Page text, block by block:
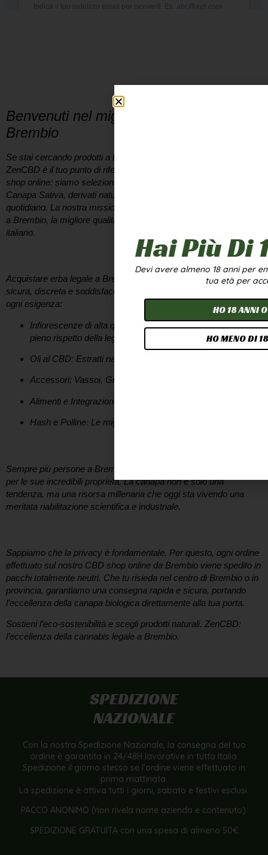
Benvenuti nel miglior Cannabis Shop a
Brembio
Se stai cercando prodotti a base di
ZenCBD è il tuo punto di riferimento. Non siamo solo un semplice
shop online: siamo selezionatori appassionati di infiorescenze di
Canapa Sativa, derivati naturali e soluzioni per il benessere
quotidiano. La nostra missione è portare direttamente a casa tua,
a Brembio, la migliore qualità biologica presente sul mercato
italiano.
Perché scegliere il nostro CBD Shop a Brembio?
Acquistare erba legale a Brembio
deve essere un’esperienza
sicura, discreta e soddisfacente. Il nostro catalogo è pensato per
ogni esigenza:
Infiorescenze di alta qualità:
Selezionate e coltivate nel
pieno rispetto della legge.
Oli al CBD: Estratti naturali per ritrovare l’equilibrio.
Accessori: Vassoi, Grinder e molto altro da ZenCBD
Alimenti e Integrazione:
Hash e Polline: Le migliori selezioni di Hash e Polline
Sempre più persone a Brembio
per le sue incredibili proprietà. La canapa non è solo una
tendenza, ma una risorsa millenaria che oggi sta vivendo una
meritata riabilitazione scientifica e industriale.
Sappiamo che la privacy è fondamentale. Per questo, ogni ordine
effettuato sul nostro CBD shop online da Brembio viene spedito in
pacchi totalmente neutri. Che tu risieda nel centro di Brembio o in
provincia, garantiamo una consegna rapida e sicura, portando
l’eccellenza della canapa biologica direttamente alla tua porta.
Sostieni l’eco-sostenibilità e scegli prodotti naturali. ZenCBD:
l’eccellenza della cannabis legale a Brembio.
SPEDIZIONE
NAZIONALE
Con la nostra Spedizione Nazionale, la consegna del tuo
ordine è garantita in 24/48H lavorative in tutta Italia.
Spedizione il giorno stesso se l’ordine viene effettuato in
prima mattinata.
La spedizione è attiva tutti i giorni, sabato e festivi esclusi.
PACCO ANONIMO (non rivela nome azienda e contenuto).
SPEDIZIONE GRATUITA con una spesa di almeno 50€
Hai Più Di
Devi avere almeno 18 anni per
tua età per
HO 18 ANNI
HO MENO DI